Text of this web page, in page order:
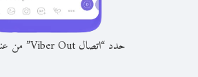
حدد “اتصال Viber Out” من عنوان المحادثة